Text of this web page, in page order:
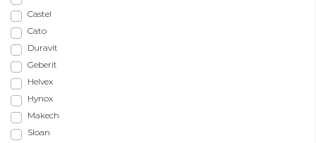
Castel
Cato
Duravit
Geberit
Helvex
Hynox
Makech
Sloan